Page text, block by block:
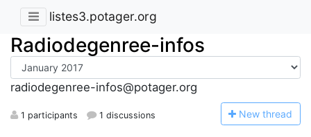
listes3.potager.org
Radiodegenree-infos
radiodegenree-infos@potager.org
1 participants 1 discussions New thread